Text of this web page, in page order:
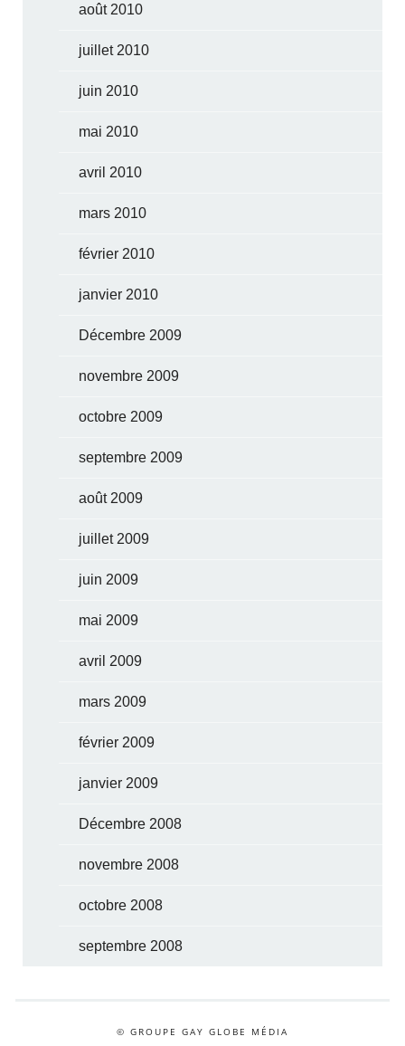
août 2010
juillet 2010
juin 2010
mai 2010
avril 2010
mars 2010
février 2010
janvier 2010
Décembre 2009
novembre 2009
octobre 2009
septembre 2009
août 2009
juillet 2009
juin 2009
mai 2009
avril 2009
mars 2009
février 2009
janvier 2009
Décembre 2008
novembre 2008
octobre 2008
septembre 2008
© GROUPE GAY GLOBE MÉDIA